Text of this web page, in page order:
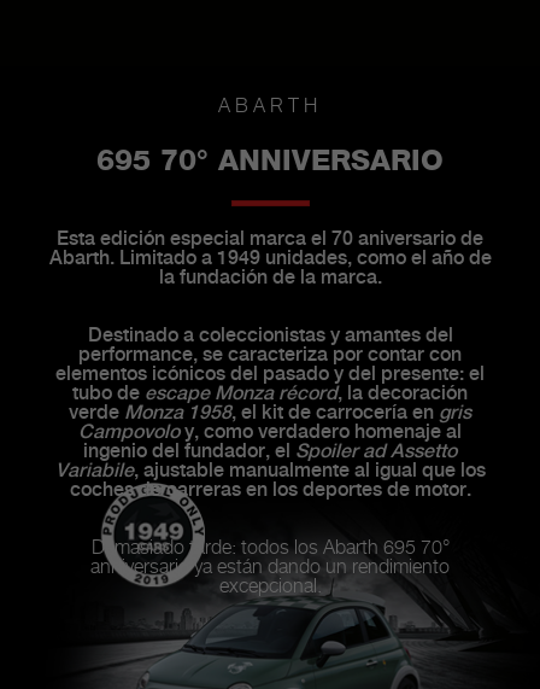
ABARTH
695 70° ANNIVERSARIO
Esta edición especial marca el 70 aniversario de
Abarth. Limitado a 1949 unidades, como el año de
la fundación de la marca.
Destinado a coleccionistas y amantes del
performance, se caracteriza por contar con
elementos icónicos del pasado y del presente: el
tubo de escape Monza récord, la decoración
verde Monza 1958, el kit de carrocería en gris
Campovoloy, como verdadero homenaje al
ingenio del fundador, el Spoiler ad Assetto
Variabile, ajustable manualmente al igual que los
coches de carreras en los deportes de motor.
Demasiado tarde: todos los Abarth 695 70°
anniversario ya están dando un rendimiento
excepcional.